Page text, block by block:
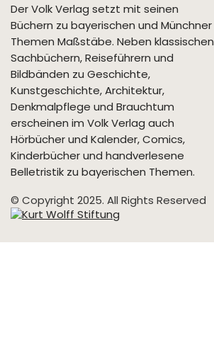
Der Volk Verlag setzt mit seinen
Büchern zu bayerischen und Münchner
Themen Maßstäbe. Neben klassischen
Sachbüchern, Reiseführern und
Bildbänden zu Geschichte,
Kunstgeschichte, Architektur,
Denkmalpflege und Brauchtum
erscheinen im Volk Verlag auch
Hörbücher und Kalender, Comics,
Kinderbücher und handverlesene
Belletristik zu bayerischen Themen.
© Copyright 2025. All Rights Reserved